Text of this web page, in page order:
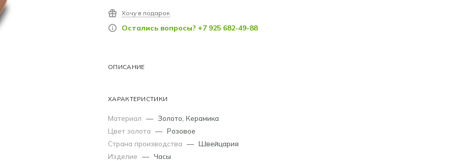
Хочу в подарок
Остались вопросы? +7 925 682-49-88
ОПИСАНИЕ
ХАРАКТЕРИСТИКИ
Материал — Золото Керамика
Цвет золота — Розовое
Страна производства — Швейцария
Изделие — Часы